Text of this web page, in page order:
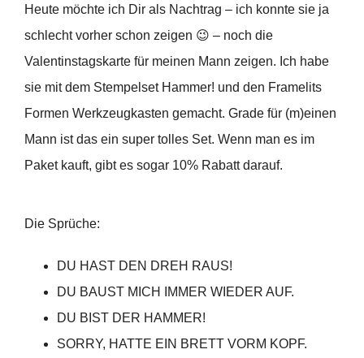
Heute möchte ich Dir als Nachtrag – ich konnte sie ja
schlecht vorher schon zeigen 😉 – noch die
Valentinstagskarte für meinen Mann zeigen. Ich habe
sie mit dem Stempelset Hammer! und den Framelits
Formen Werkzeugkasten gemacht. Grade für (m)einen
Mann ist das ein super tolles Set. Wenn man es im
Paket kauft, gibt es sogar 10% Rabatt darauf.
Die Sprüche:
DU HAST DEN DREH RAUS!
DU BAUST MICH IMMER WIEDER AUF.
DU BIST DER HAMMER!
SORRY, HATTE EIN BRETT VORM KOPF.